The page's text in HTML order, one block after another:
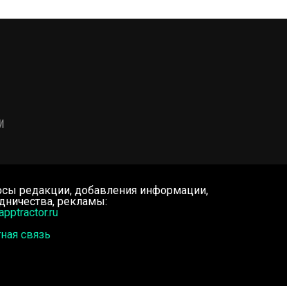
редакции, добавления информации,
рекламы:
связь